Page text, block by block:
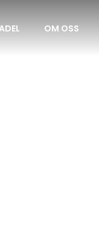
OM OSS